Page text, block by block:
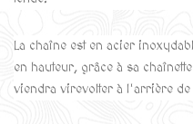
La chaîne est en acier
en hauteur, grâce à sa
viendra virevolter à l'arrière de